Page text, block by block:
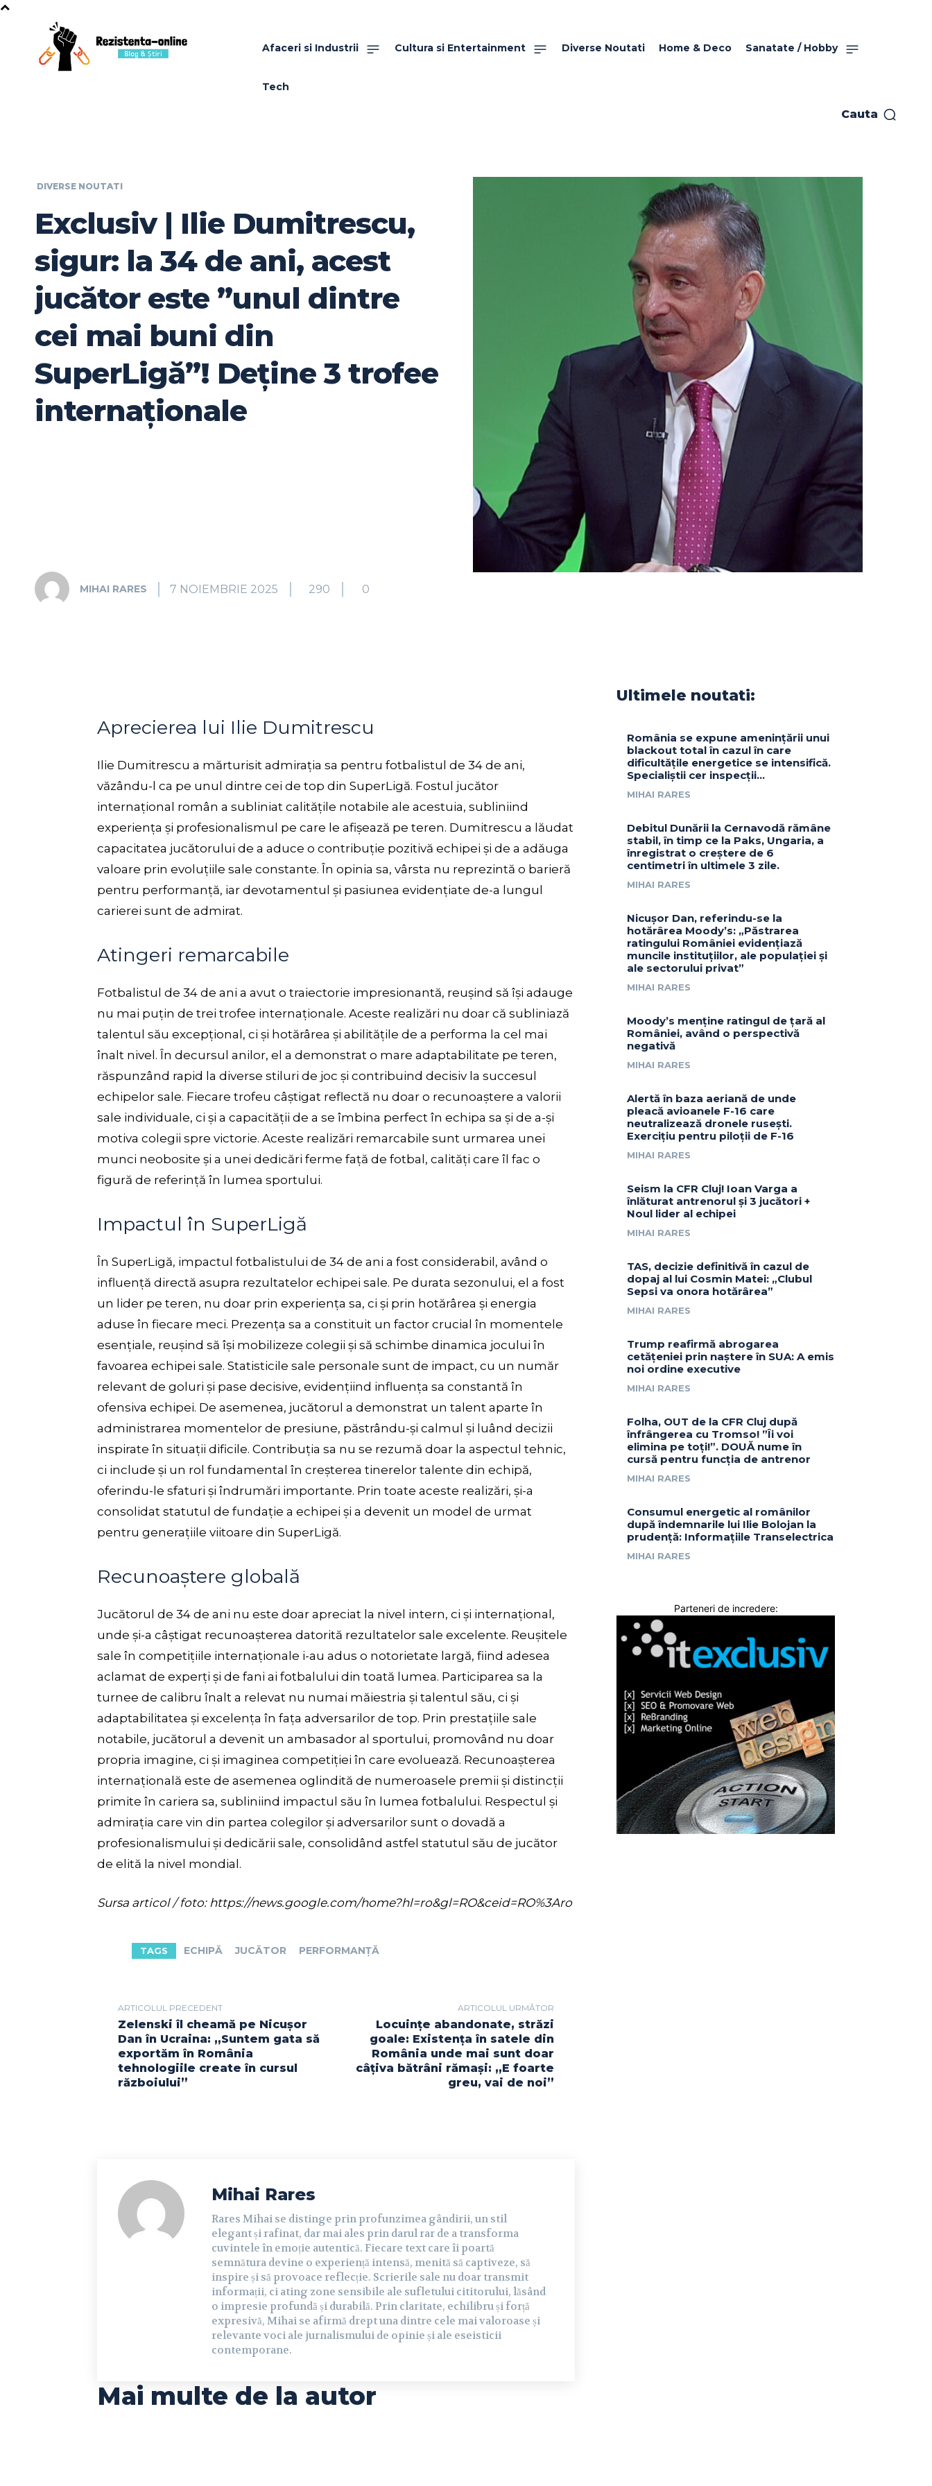
Afaceri si Industrii Cultura si Entertainment Diverse Noutati Home & Deco Sanatate / Hobby
Tech
Cauta
DIVERSE NOUTATI
Exclusiv | Ilie Dumitrescu,
sigur: la 34 de ani, acest
jucător este ”unul dintre
cei mai buni din
SuperLigă”! Deține 3 trofee
internaționale
MIHAI RARES 7 NOIEMBRIE 2025 290 0
Aprecierea lui Ilie Dumitrescu
Ilie Dumitrescu a mărturisit admirația sa pentru fotbalistul de 34 de ani,
văzându-l ca pe unul dintre cei de top din SuperLigă. Fostul jucător
internațional român a subliniat calitățile notabile ale acestuia, subliniind
experiența și profesionalismul pe care le afișează pe teren. Dumitrescu a lăudat
capacitatea jucătorului de a aduce o contribuție pozitivă echipei și de a adăuga
valoare prin evoluțiile sale constante. În opinia sa, vârsta nu reprezintă o barieră
pentru performanță, iar devotamentul și pasiunea evidențiate de-a lungul
carierei sunt de admirat.
Atingeri remarcabile
Fotbalistul de 34 de ani a avut o traiectorie impresionantă, reușind să își adauge
nu mai puțin de trei trofee internaționale. Aceste realizări nu doar că subliniază
talentul său excepțional, ci și hotărârea și abilitățile de a performa la cel mai
înalt nivel. În decursul anilor, el a demonstrat o mare adaptabilitate pe teren,
răspunzând rapid la diverse stiluri de joc și contribuind decisiv la succesul
echipelor sale. Fiecare trofeu câștigat reflectă nu doar o recunoaștere a valorii
sale individuale, ci și a capacității de a se îmbina perfect în echipa sa și de a-și
motiva colegii spre victorie. Aceste realizări remarcabile sunt urmarea unei
munci neobosite și a unei dedicări ferme față de fotbal, calități care îl fac o
figură de referință în lumea sportului.
Impactul în SuperLigă
În SuperLigă, impactul fotbalistului de 34 de ani a fost considerabil, având o
influență directă asupra rezultatelor echipei sale. Pe durata sezonului, el a fost
un lider pe teren, nu doar prin experiența sa, ci și prin hotărârea și energia
aduse în fiecare meci. Prezența sa a constituit un factor crucial în momentele
esențiale, reușind să își mobilizeze colegii și să schimbe dinamica jocului în
favoarea echipei sale. Statisticile sale personale sunt de impact, cu un număr
relevant de goluri și pase decisive, evidențiind influența sa constantă în
ofensiva echipei. De asemenea, jucătorul a demonstrat un talent aparte în
administrarea momentelor de presiune, păstrându-și calmul și luând decizii
inspirate în situații dificile. Contribuția sa nu se rezumă doar la aspectul tehnic,
ci include și un rol fundamental în creșterea tinerelor talente din echipă,
oferindu-le sfaturi și îndrumări importante. Prin toate aceste realizări, și-a
consolidat statutul de fundație a echipei și a devenit un model de urmat
pentru generațiile viitoare din SuperLigă.
Recunoaștere globală
Jucătorul de 34 de ani nu este doar apreciat la nivel intern, ci și internațional,
unde și-a câștigat recunoașterea datorită rezultatelor sale excelente. Reușitele
sale în competițiile internaționale i-au adus o notorietate largă, fiind adesea
aclamat de experți și de fani ai fotbalului din toată lumea. Participarea sa la
turnee de calibru înalt a relevat nu numai măiestria și talentul său, ci și
adaptabilitatea și excelența în fața adversarilor de top. Prin prestațiile sale
notabile, jucătorul a devenit un ambasador al sportului, promovând nu doar
propria imagine, ci și imaginea competiției în care evoluează. Recunoașterea
internațională este de asemenea oglindită de numeroasele premii și distincții
primite în cariera sa, subliniind impactul său în lumea fotbalului. Respectul și
admirația care vin din partea colegilor și adversarilor sunt o dovadă a
profesionalismului și dedicării sale, consolidând astfel statutul său de jucător
de elită la nivel mondial.
Sursa articol / foto: https://news.google.com/home?hl=ro&gl=RO&ceid=RO%3Aro
TAGS ECHIPĂ JUCĂTOR PERFORMANȚĂ
ARTICOLUL PRECEDENT
Zelenski îl cheamă pe Nicușor
Dan în Ucraina: „Suntem gata să
exportăm în România
tehnologiile create în cursul
războiului”
ARTICOLUL URMĂTOR
Locuințe abandonate, străzi
goale: Existența în satele din
România unde mai sunt doar
câțiva bătrâni rămași: „E foarte
greu, vai de noi”
Mihai Rares
Rares Mihai se distinge prin profunzimea gândirii, un stil
elegant și rafinat, dar mai ales prin darul rar de a transforma
cuvintele în emoție autentică. Fiecare text care îi poartă
semnătura devine o experiență intensă, menită să captiveze, să
inspire și să provoace reflecție. Scrierile sale nu doar transmit
informații, ci ating zone sensibile ale sufletului cititorului, lăsând
o impresie profundă și durabilă. Prin claritate, echilibru și forță
expresivă, Mihai se afirmă drept una dintre cele mai valoroase și
relevante voci ale jurnalismului de opinie și ale eseisticii
contemporane.
Mai multe de la autor
Ultimele noutati:
România se expune amenințării unui
blackout total în cazul în care
dificultățile energetice se intensifică.
Specialiștii cer inspecții…
MIHAI RARES
Debitul Dunării la Cernavodă rămâne
stabil, în timp ce la Paks, Ungaria, a
înregistrat o creștere de 6
centimetri în ultimele 3 zile.
MIHAI RARES
Nicușor Dan, referindu-se la
hotărârea Moody’s: „Păstrarea
ratingului României evidențiază
muncile instituțiilor, ale populației și
ale sectorului privat”
MIHAI RARES
Moody’s menține ratingul de țară al
României, având o perspectivă
negativă
MIHAI RARES
Alertă în baza aeriană de unde
pleacă avioanele F-16 care
neutralizează dronele rusești.
Exercițiu pentru piloții de F-16
MIHAI RARES
Seism la CFR Cluj! Ioan Varga a
înlăturat antrenorul și 3 jucători +
Noul lider al echipei
MIHAI RARES
TAS, decizie definitivă în cazul de
dopaj al lui Cosmin Matei: „Clubul
Sepsi va onora hotărârea”
MIHAI RARES
Trump reafirmă abrogarea
cetățeniei prin naștere în SUA: A emis
noi ordine executive
MIHAI RARES
Folha, OUT de la CFR Cluj după
înfrângerea cu Tromso! ”Îi voi
elimina pe toți!”. DOUĂ nume în
cursă pentru funcția de antrenor
MIHAI RARES
Consumul energetic al românilor
după îndemnarile lui Ilie Bolojan la
prudență: Informațiile Transelectrica
MIHAI RARES
Parteneri de incredere: